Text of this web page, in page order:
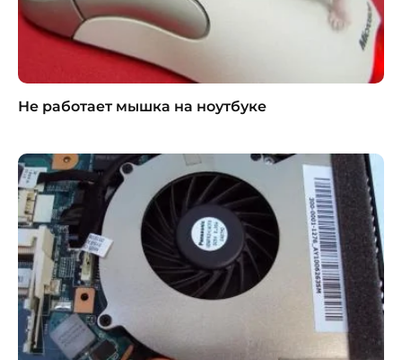
Не работает мышка на ноутбуке